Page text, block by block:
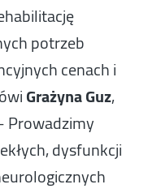
potrzeb
cenach i
Grażyna Guz,
Prowadzimy
dysfunkcji